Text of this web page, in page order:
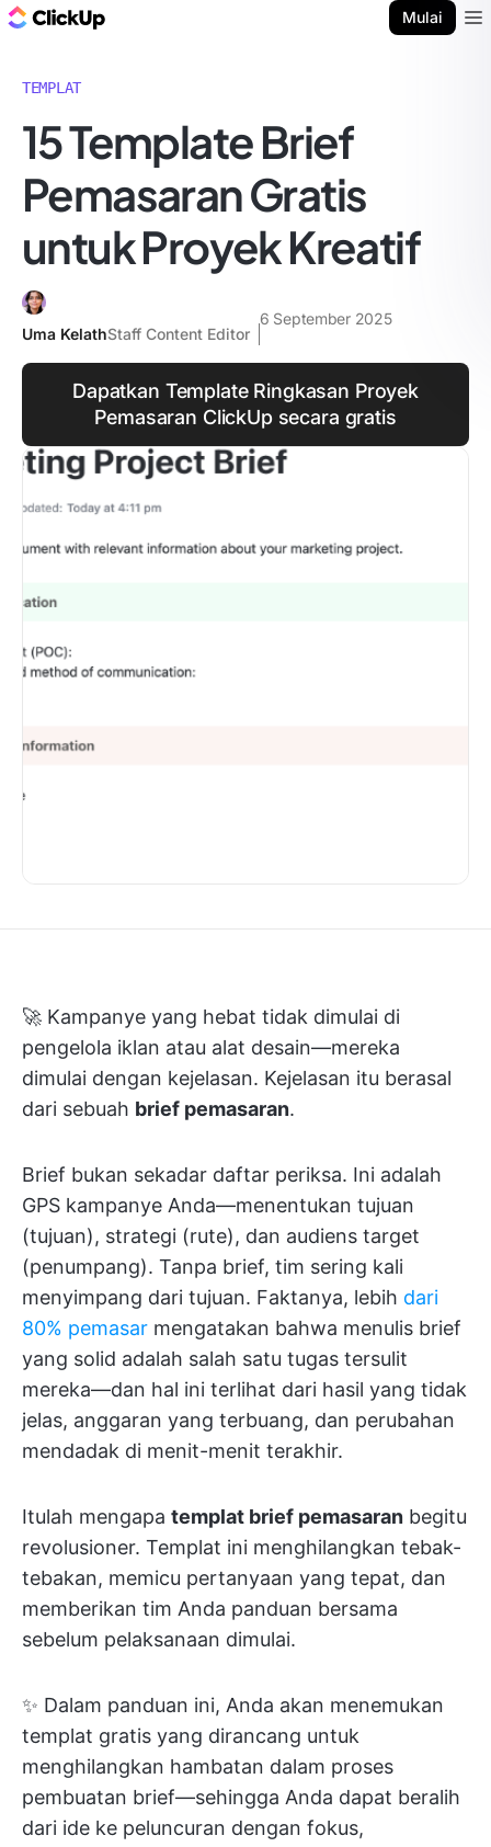
Mulai
TEMPLAT
15 Template Brief
Pemasaran Gratis
untuk Proyek Kreatif
Uma KelathStaff Content Editor
6 September 2025
Dapatkan Template Ringkasan Proyek
Pemasaran ClickUp secara gratis
🚀 Kampanye yang hebat tidak dimulai di
pengelola iklan atau alat desain—mereka
dimulai dengan kejelasan. Kejelasan itu berasal
dari sebuah brief pemasaran.
Brief bukan sekadar daftar periksa. Ini adalah
GPS kampanye Anda—menentukan tujuan
(tujuan), strategi (rute), dan audiens target
(penumpang). Tanpa brief, tim sering kali
menyimpang dari tujuan. Faktanya, lebih dari
80% pemasar mengatakan bahwa menulis brief
yang solid adalah salah satu tugas tersulit
mereka—dan hal ini terlihat dari hasil yang tidak
jelas, anggaran yang terbuang, dan perubahan
mendadak di menit-menit terakhir.
Itulah mengapa templat brief pemasaran begitu
revolusioner. Templat ini menghilangkan tebak-
tebakan, memicu pertanyaan yang tepat, dan
memberikan tim Anda panduan bersama
sebelum pelaksanaan dimulai.
✨ Dalam panduan ini, Anda akan menemukan
templat gratis yang dirancang untuk
menghilangkan hambatan dalam proses
pembuatan brief—sehingga Anda dapat beralih
dari ide ke peluncuran dengan fokus,